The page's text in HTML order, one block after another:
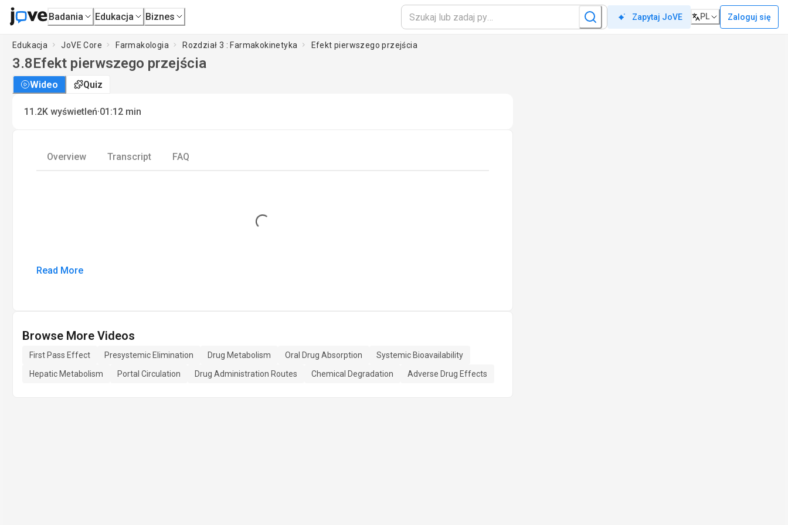
Badania Edukacja Biznes Zapytaj JoVE PL Zaloguj się
Edukacja JoVE Core Farmakologia Rozdział 3 : Farmakokinetyka Efekt pierwszego przejścia
3.8Efekt pierwszego przejścia
Wideo Quiz
11.2K wyświetleń·01:12 min
Overview Transcript FAQ
Loading...
Read More
Browse More Videos
First Pass Effect Presystemic Elimination Drug Metabolism Oral Drug Absorption
Systemic Bioavailability
Hepatic Metabolism
Portal Circulation Drug Administration Routes Chemical Degradation Adverse Drug Effects